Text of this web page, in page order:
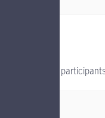
Soutien aux